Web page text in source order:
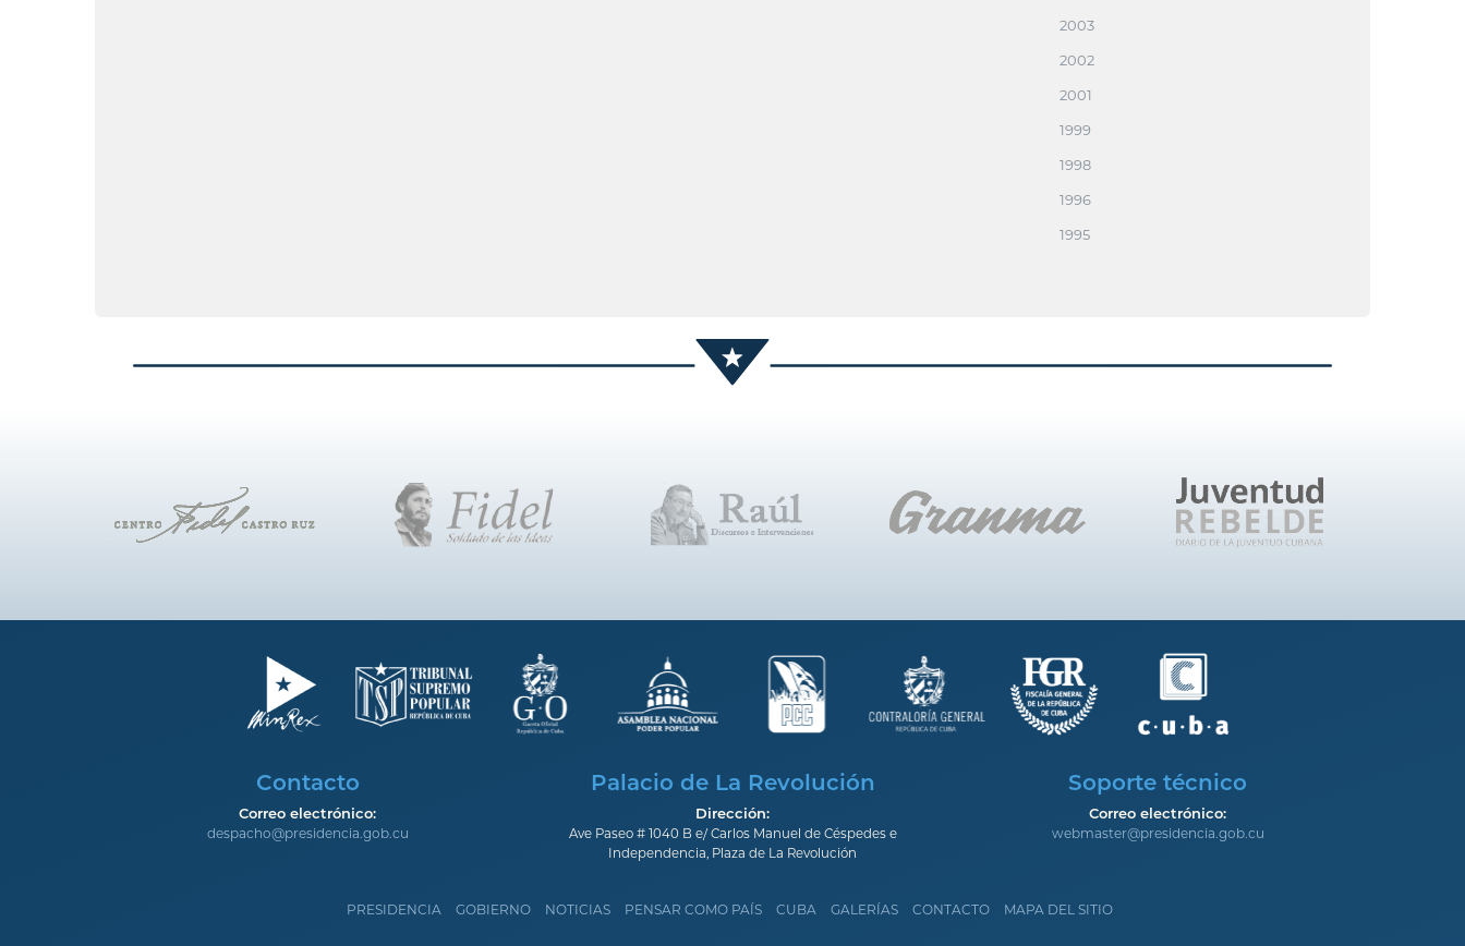
2003
2002
2001
1999
1998
1996
1995
Contacto
Correo electrónico:
despacho@presidencia.gob.cu
Palacio de La Revolución
Dirección:
Ave Paseo # 1040 B e/ Carlos Manuel de Céspedes e
Independencia, Plaza de La Revolución
Soporte técnico
Correo electrónico:
webmaster@presidencia.gob.cu
PRESIDENCIA GOBIERNO NOTICIAS PENSAR COMO PAÍS CUBA GALERÍAS CONTACTO MAPA DEL SITIO